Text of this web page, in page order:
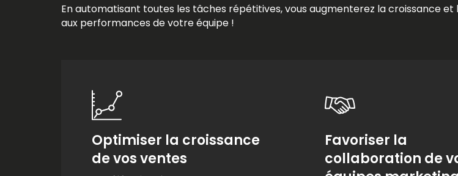
En automatisant toutes les tâches répétitives, vous augmenterez la croissance
aux performances de votre équipe !
Optimiser la croissance
de vos ventes
Favoriser la
collaboration de